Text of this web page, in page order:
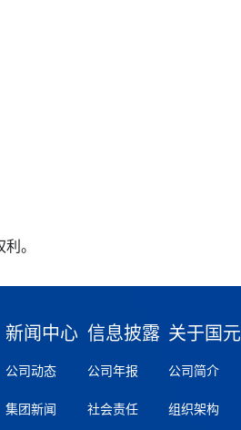
。
新闻中心
公司动态
集团新闻
信息披露
公司年报
社会责任
关于国元
公司简介
组织架构